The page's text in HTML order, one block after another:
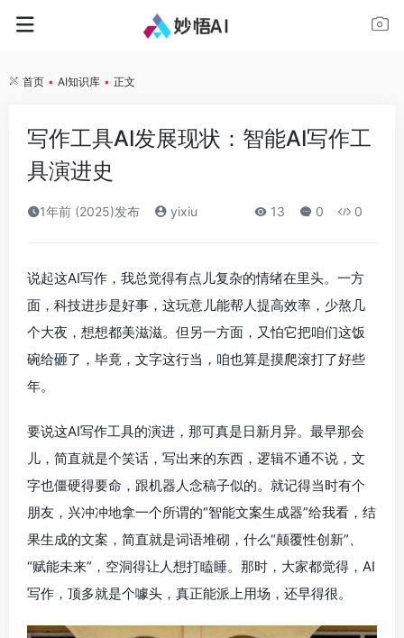
首页 • AI知识库 • 正文
写作工具AI发展现状：智能AI写作工
具演进史
1年前 (2025)发布 yixiu 13 0 0
说起这AI写作，我总觉得有点儿复杂的情绪在里头。一方
面，科技进步是好事，这玩意儿能帮人提高效率，少熬几
个大夜，想想都美滋滋。但另一方面，又怕它把咱们这饭
碗给砸了，毕竟，文字这行当，咱也算是摸爬滚打了好些
年。
要说这AI写作工具的演进，那可真是日新月异。最早那会
儿，简直就是个笑话，写出来的东西，逻辑不通不说，文
字也僵硬得要命，跟机器人念稿子似的。就记得当时有个
朋友，兴冲冲地拿一个所谓的“智能文案生成器”给我看，结
果生成的文案，简直就是词语堆砌，什么“颠覆性创新”、
“赋能未来”，空洞得让人想打瞌睡。那时，大家都觉得，AI
写作，顶多就是个噱头，真正能派上用场，还早得很。